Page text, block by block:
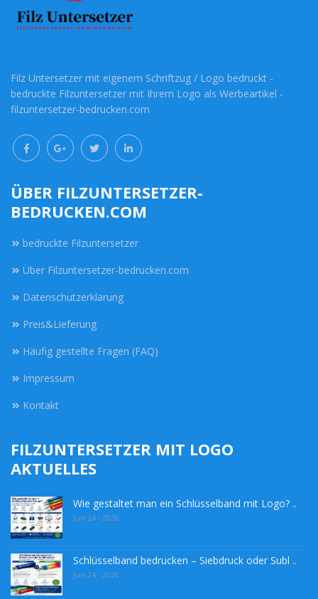
Filz Untersetzer mit eigenem Schriftzug / Logo bedruckt -
bedruckte Filzuntersetzer mit Ihrem Logo als Werbeartikel -
filzuntersetzer-bedrucken.com
ÜBER FILZUNTERSETZER-
BEDRUCKEN.COM
bedruckte Filzuntersetzer
Über Filzuntersetzer-bedrucken.com
Datenschutzerklärung
Preis&Lieferung
Häufig gestellte Fragen (FAQ)
Impressum
Kontakt
FILZUNTERSETZER MIT LOGO
AKTUELLES
Wie gestaltet man ein Schlüsselband mit Logo? ..
Jun 24 - 2026
Schlüsselband bedrucken – Siebdruck oder Subl ..
Jun 24 - 2026